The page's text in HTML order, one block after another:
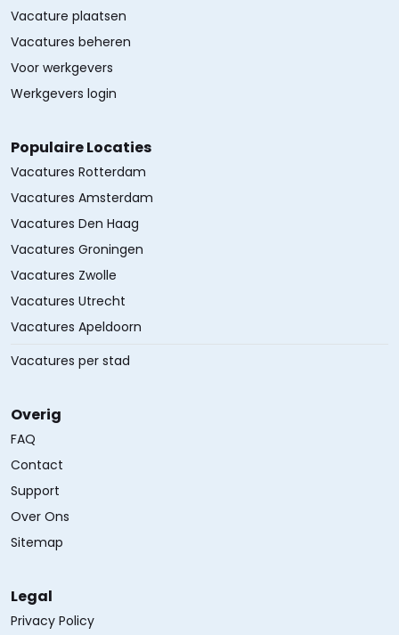
Vacature plaatsen
Vacatures beheren
Voor werkgevers
Werkgevers login
Populaire Locaties
Vacatures Rotterdam
Vacatures Amsterdam
Vacatures Den Haag
Vacatures Groningen
Vacatures Zwolle
Vacatures Utrecht
Vacatures Apeldoorn
Vacatures per stad
Overig
FAQ
Contact
Support
Over Ons
Sitemap
Legal
Privacy Policy